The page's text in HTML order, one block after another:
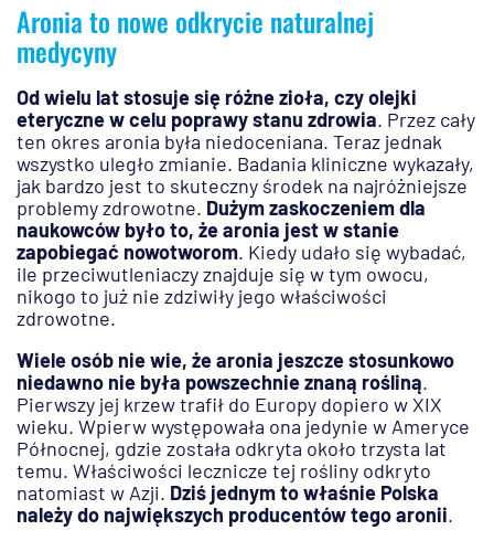
Aronia to nowe odkrycie naturalnej
medycyny
Od wielu lat stosuje się różne zioła, czy olejki
eteryczne w celu poprawy stanu zdrowia. Przez cały
ten okres aronia była niedoceniana. Teraz jednak
wszystko uległo zmianie. Badania kliniczne wykazały,
jak bardzo jest to skuteczny środek na najróżniejsze
problemy zdrowotne. Dużym zaskoczeniem dla
naukowców było to, że aronia jest w stanie
zapobiegać nowotworom. Kiedy udało się wybadać,
ile przeciwutleniaczy znajduje się w tym owocu,
nikogo to już nie zdziwiły jego właściwości
zdrowotne.
Wiele osób nie wie, że aronia jeszcze stosunkowo
niedawno nie była powszechnie znaną rośliną.
Pierwszy jej krzew trafił do Europy dopiero w XIX
wieku. Wpierw występowała ona jedynie w Ameryce
Północnej, gdzie została odkryta około trzysta lat
temu. Właściwości lecznicze tej rośliny odkryto
natomiast w Azji. Dziś jednym to właśnie Polska
należy do największych producentów tego aronii.